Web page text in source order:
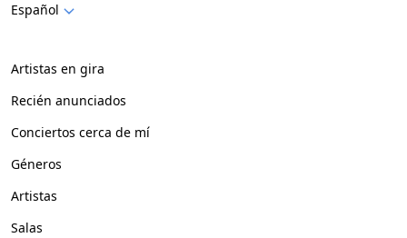
Español
Artistas en gira
Recién anunciados
Conciertos cerca de mí
Géneros
Artistas
Salas